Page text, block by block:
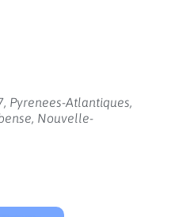
Pyrenees-Atlantiques,
Nouvelle-